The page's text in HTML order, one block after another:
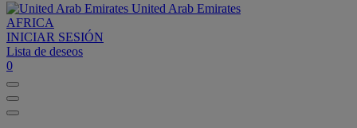
United Arab Emirates
AFRICA
INICIAR SESIÓN
Lista de deseos
0